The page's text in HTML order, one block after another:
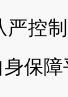
严控
保